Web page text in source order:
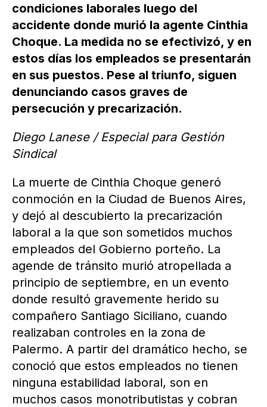
condiciones laborales luego del
accidente donde murió la agente Cinthia
Choque. La medida no se efectivizó, y en
estos días los empleados se presentarán
en sus puestos. Pese al triunfo, siguen
denunciando casos graves de
persecución y precarización.
Diego Lanese / Especial para Gestión
Sindical
La muerte de Cinthia Choque generó
conmoción en la Ciudad de Buenos Aires,
y dejó al descubierto la precarización
laboral a la que son sometidos muchos
empleados del Gobierno porteño. La
agende de tránsito murió atropellada a
principio de septiembre, en un evento
donde resultó gravemente herido su
compañero Santiago Siciliano, cuando
realizaban controles en la zona de
Palermo. A partir del dramático hecho, se
conoció que estos empleados no tienen
ninguna estabilidad laboral, son en
muchos casos monotributistas y cobran